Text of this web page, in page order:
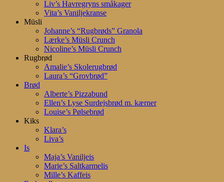
Liv’s Havregryns småkager
Vita’s Vaniljekranse
Müsli
Johanne’s “Rugbrøds” Granola
Lærke’s Müsli Crunch
Nicoline’s Müsli Crunch
Rugbrød
Amalie’s Skolerugbrød
Laura’s “Grovbrød”
Brød
Alberte’s Pizzabund
Ellen’s Lyse Surdejsbrød m. kærner
Louise’s Pølsebrød
Kiks
Klara’s
Liva’s
Is
Maja’s Vaniljeis
Marie’s Saltkarmelis
Mille’s Kaffeis